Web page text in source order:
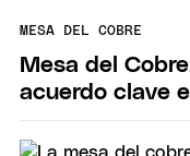
MESA DEL COBRE
Mesa del
acuerdo clave